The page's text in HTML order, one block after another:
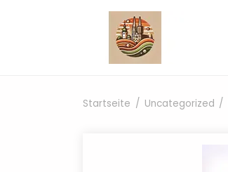
Startseite Uncategorized